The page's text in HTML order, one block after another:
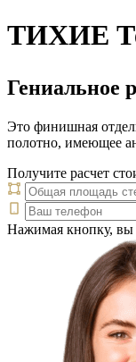
ТИХИЕ
Гениальное
Это финишная
полотно, имеющее
Получите расчет
Нажимая кнопку, вы